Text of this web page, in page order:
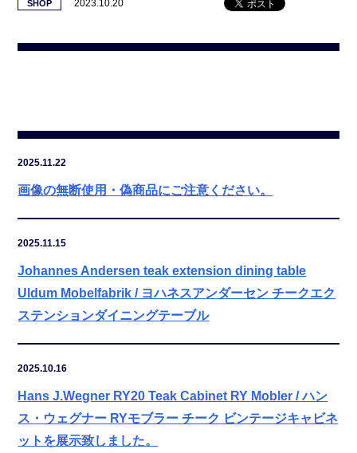
SHOP 2023.10.20
2025.11.22
画像の無断使用・偽商品にご注意ください。
2025.11.15
Johannes Andersen teak extension dining table
Uldum Mobelfabrik / ヨハネスアンダーセン チークエク
ステンションダイニングテーブル
2025.10.16
Hans J.Wegner RY20 Teak Cabinet RY Mobler / ハン
ス・ウェグナー RYモブラー チーク ビンテージキャビネ
ットを展示致しました。